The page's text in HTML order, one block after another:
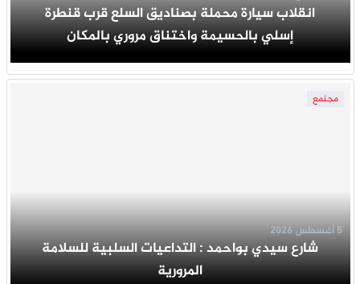
انقلاب سيارة محملة بصناديق السلع قرب قنطرة
إسلي بالحسيمة واختناق مروري بالمكان
مجتمع
شارع سيدي بواحمد : التداعيات السلبية للسلامة
المرورية
5 أغسطس 2026